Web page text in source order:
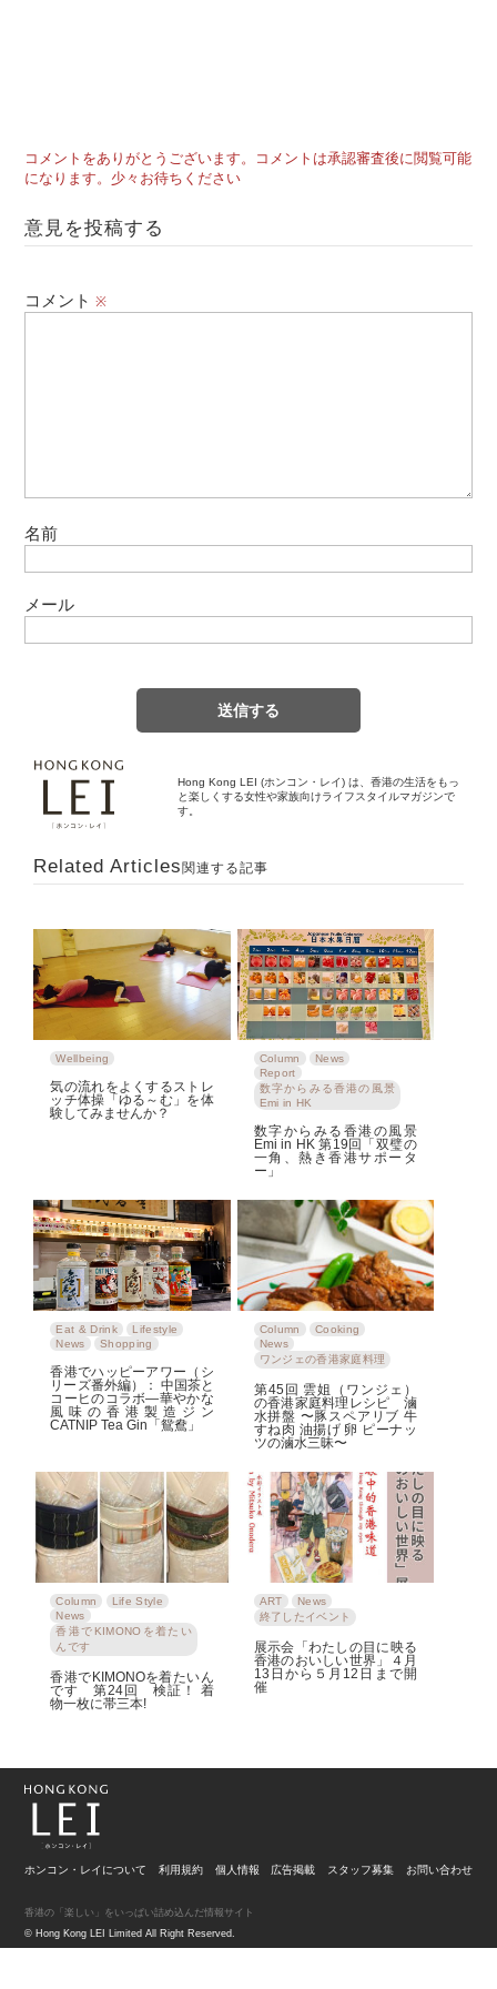
コメントをありがとうございます。コメントは承認審査後に閲覧可能
になります。少々お待ちください
意見を投稿する
コメント※
名前
メール
Hong Kong LEI (ホンコン・レイ) は、香港の生活をもっ
と楽しくする女性や家族向けライフスタイルマガジンで
す。
Related Articles関連する記事
Wellbeing
気の流れをよくするストレ
ッチ体操「ゆる～む」を体
験してみませんか？
Column
News
Report
数字からみる香港の風景
Emi in HK
数字からみる香港の風景
Emi in HK 第19回「双璧の
一角、熱き香港サポータ
ー」
Eat & Drink
Lifestyle
News
Shopping
香港でハッピーアワー（シ
リーズ番外編）： 中国茶と
コーヒのコラボ―華やかな
風味の香港製造ジン
CATNIP Tea Gin「鴛鴦」
Column
Cooking
News
ワンジェの香港家庭料理
第45回 雲姐（ワンジェ）
の香港家庭料理レシピ 滷
水拼盤 〜豚スペアリブ 牛
すね肉 油揚げ 卵 ピーナッ
ツの滷水三昧〜
Column
Life Style
News
香港でKIMONOを着たい
んです
香港でKIMONOを着たいん
です 第24回 検証！ 着
物一枚に帯三本!
ART
News
終了したイベント
展示会「わたしの目に映る
香港のおいしい世界」４月
13日から５月12日まで開
催
ホンコン・レイについて 利用規約 個人情報 広告掲載 スタッフ募集 お問い合わせ
© Hong Kong LEI Limited All Right Reserved.
香港の「楽しい」をいっぱい詰め込んだ情報サイト